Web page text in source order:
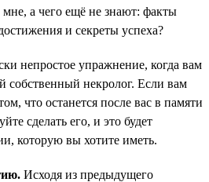
а чего ещё не знают: факты
и секреты успеха?
непростое упражнение, когда вам
собственный некролог. Если вам
что останется после вас в памяти
сделать его, и это будет
которую вы хотите иметь.
Исходя из предыдущего